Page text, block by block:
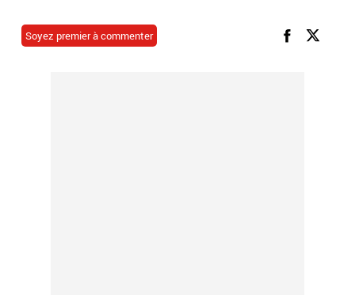
Soyez premier à commenter